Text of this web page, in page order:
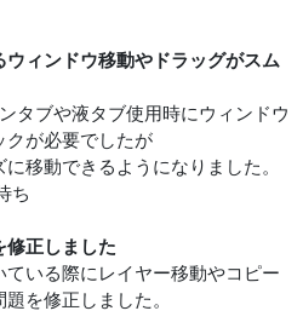
ウィンドウ移動やドラッグがスム
タブや液タブ使用時にウィンドウ
クが必要でしたが
移動できるようになりました。
ち
修正しました
いる際にレイヤー移動やコピー
を修正しました。